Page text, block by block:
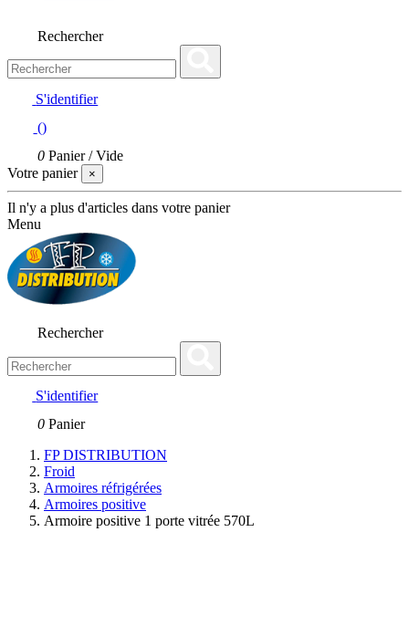
Rechercher
S'identifier
()
0 Panier /Vide
Votre panier
×
Il n'y a plus d'articles dans votre panier
Menu
Rechercher
S'identifier
0 Panier
FP DISTRIBUTION
Froid
Armoires réfrigérées
Armoires positive
Armoire positive 1 porte vitrée 570L